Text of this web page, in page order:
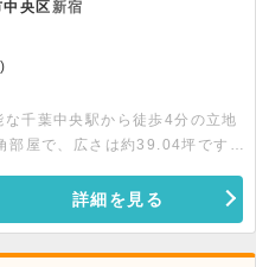
央区新宿
千葉中央駅から徒歩4分の立地
部屋で、広さは約39.04坪です。
諸条件のご相談などは、お気軽
詳細を見る